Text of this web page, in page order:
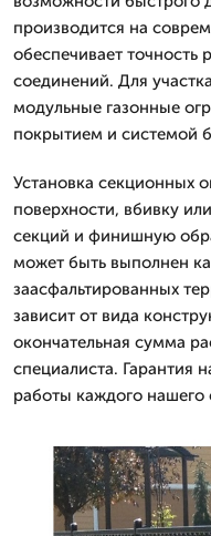
производится на
обеспечивает точность
соединений. Для
модульные газонные
покрытием и системой
Установка секционных
поверхности, вбивку
секций и финишную
может быть выполнен
заасфальтированных
зависит от вида
окончательная сумма
специалиста. Гарантия
работы каждого нашего